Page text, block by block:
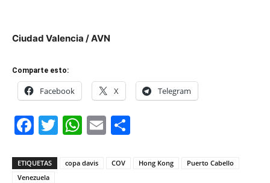
Ciudad Valencia / AVN
Comparte esto:
Facebook X Telegram
Facebook
Twitter
WhatsApp
Email
ETIQUETAS copa davis COV Hong Kong
Puerto Cabello
Venezuela